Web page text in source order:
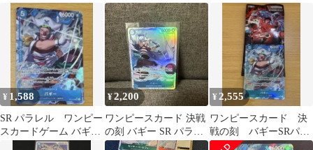
ワンオーナー 極美品
¥ 1,588
SR パラレル ワンピー
スカードゲーム バギー
OP16-048
¥2,200
ワンピースカード 決戦
の刻 バギー SR パラレ
ル
¥ 2,555
ワンピースカード 決
戦の刻 バギーSRパラ
レル